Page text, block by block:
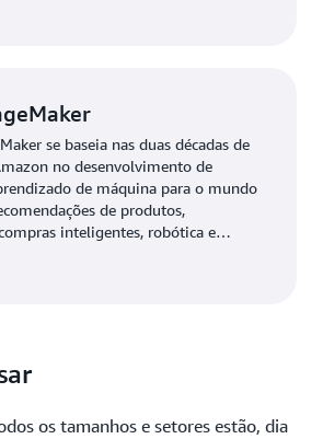
aprimoram a experiência de
meio da análise do catálogo de
vendas adicionais junto com os
explica.
também deve fornecer
personalizadas, com base no
resultando em um
nas vendas ao longo do tempo”,
se baseia nas duas décadas de
no desenvolvimento de
de máquina para o mundo
de produtos,
inteligentes, robótica e
os tamanhos e setores estão, dia